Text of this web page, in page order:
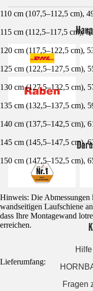
110 cm (107,5–112,5 cm),
115 cm (112,5–117,5 cm),
120 cm (117,5–122,5 cm),
125 cm (122,5–127,5 cm),
130 cm (127,5–132,5 cm),
135 cm (132,5–137,5 cm),
140 cm (137,5–142,5 cm),
145 cm (145,5–147,5 cm),
150 cm (147,5–152,5 cm),
Hinweis: Die Abmessungen
wandseitigen Laufschiene
dass Ihre Montagewand
erreichen.
Lieferumfang:
Fragen